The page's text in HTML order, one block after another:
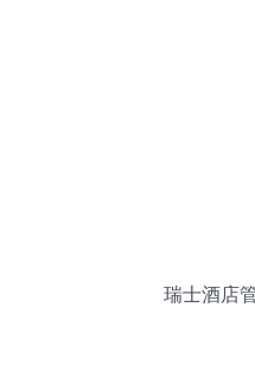
瑞士酒店